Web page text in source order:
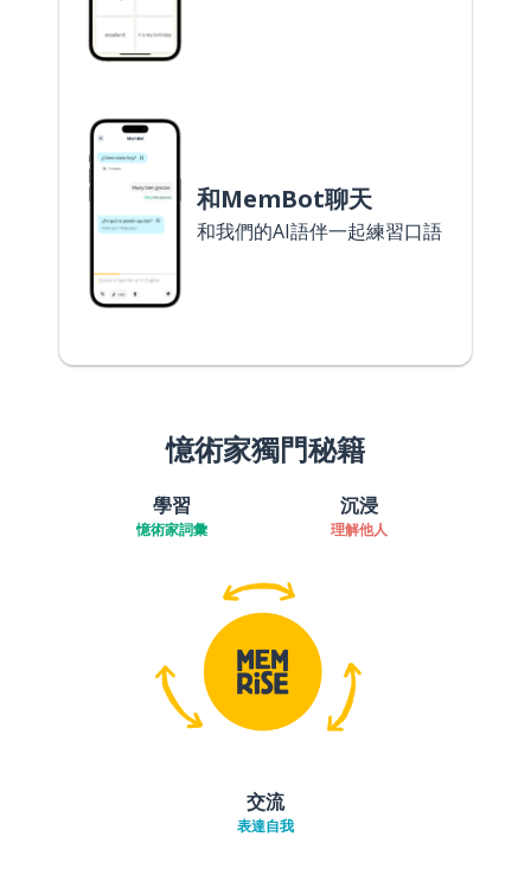
和MemBot聊天
和我們的AI語伴一起練習口語
憶術家獨門秘籍
學習
憶術家詞彙
沉浸
理解他人
交流
表達自我